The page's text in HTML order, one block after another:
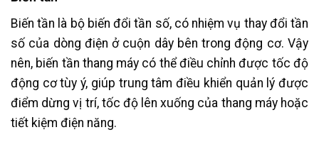
Biến tần là bộ biến đổi tần số, có nhiệm vụ thay đổi tần
số của dòng điện ở cuộn dây bên trong động cơ. Vậy
nên, biến tần thang máy có thể điều chỉnh được tốc độ
động cơ tùy ý, giúp trung tâm điều khiển quản lý được
điểm dừng vị trí, tốc độ lên xuống của thang máy hoặc
tiết kiệm điện năng.